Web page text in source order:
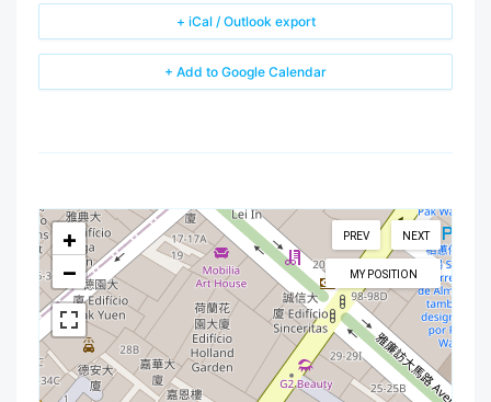
+ Add to Google Calendar
+ iCal / Outlook export
NEXT
PREV
MY POSITION
+
−